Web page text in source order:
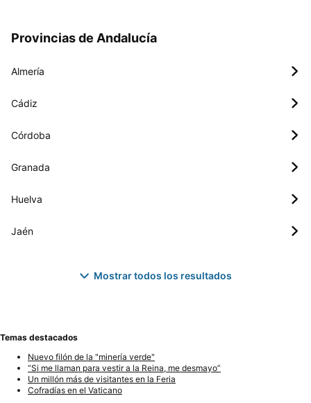
Provincias de Andalucía
Almería
Cádiz
Córdoba
Granada
Huelva
Jaén
Mostrar todos los resultados
Temas destacados
Nuevo filón de la "minería verde"
“Si me llaman para vestir a la Reina, me desmayo”
Un millón más de visitantes en la Feria
Cofradías en el Vaticano